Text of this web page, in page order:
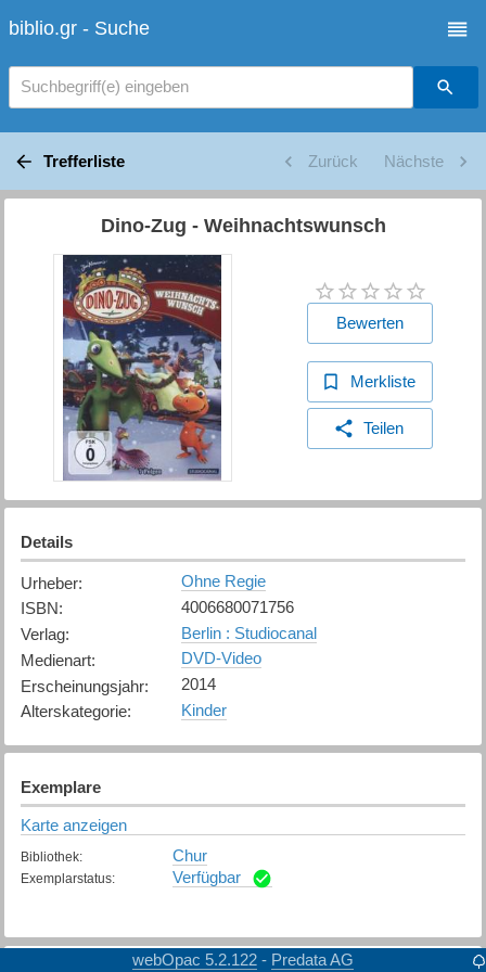
biblio.gr - Suche
Suchbegriff(e) eingeben
Trefferliste Zurück Nächste
Dino-Zug - Weihnachtswunsch
Bewerten
Merkliste
Teilen
Details
Urheber:
Ohne Regie
ISBN:
4006680071756
Verlag:
Berlin : Studiocanal
Medienart:
DVD-Video
Erscheinungsjahr:
2014
Alterskategorie: Kinder
Exemplare
Karte anzeigen
Bibliothek: Chur
Exemplarstatus: Verfügbar
webOpac 5.2.122 - Predata AG